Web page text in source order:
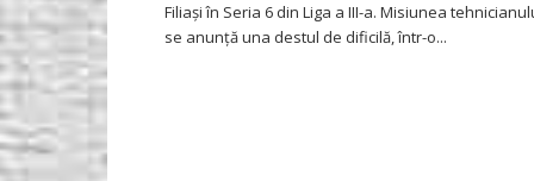
Filiași în Seria 6 din Liga a III-a. Misiunea
se anunță una destul de dificilă, într-o...